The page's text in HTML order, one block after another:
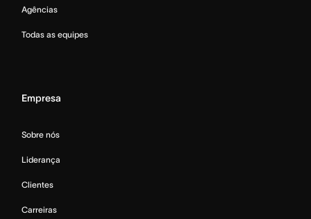
Agências
Todas as equipes
Empresa
Sobre nós
Liderança
Clientes
Carreiras